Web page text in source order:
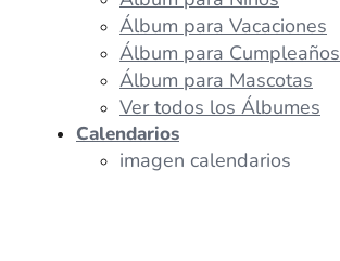
Álbum para Vacaciones
Álbum para Cumpleaños
Álbum para Mascotas
Ver todos los Álbumes
Calendarios
imagen calendarios